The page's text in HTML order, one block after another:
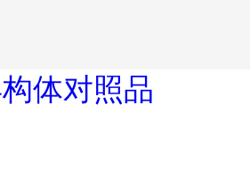
体对照品